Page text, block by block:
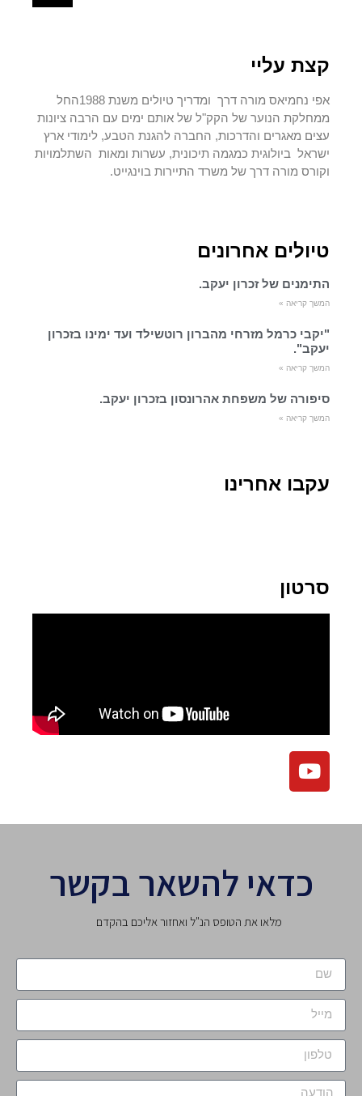
קצת עליי
אפי נחמיאס מורה דרך ומדריך טיולים משנת 1988החל
ממחלקת הנוער של הקק"ל של אותם ימים עם הרבה ציונות
עצים מאגרים והדרכות, החברה להגנת הטבע, לימודי ארץ
ישראל ביולוגית כמגמה תיכונית, עשרות ומאות השתלמויות
וקורס מורה דרך של משרד התיירות בוינגייט.
טיולים אחרונים
התימנים של זכרון יעקב.
המשך קריאה »
"יקבי כרמל מזרחי מהברון רוטשילד ועד ימינו בזכרון
יעקב".
המשך קריאה »
סיפורה של משפחת אהרונסון בזכרון יעקב.
המשך קריאה »
עקבו אחרינו
סרטון
כדאי להשאר בקשר
מלאו את הטופס הנ"ל ואחזור אליכם בהקדם